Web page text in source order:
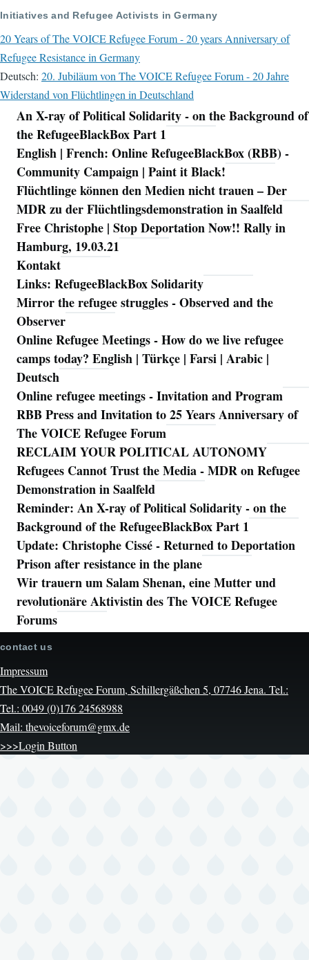
Initiatives and Refugee Activists in Germany
20 Years of The VOICE Refugee Forum - 20 years Anniversary of
Refugee Resistance in Germany
Deutsch: 20. Jubiläum von The VOICE Refugee Forum - 20 Jahre
Widerstand von Flüchtlingen in Deutschland
Navigation
An X-ray of Political Solidarity - on the Background of
the RefugeeBlackBox Part 1
English | French: Online RefugeeBlackBox (RBB) -
Community Campaign | Paint it Black!
Flüchtlinge können den Medien nicht trauen – Der
MDR zu der Flüchtlingsdemonstration in Saalfeld
Free Christophe | Stop Deportation Now!! Rally in
Hamburg, 19.03.21
Kontakt
Links: RefugeeBlackBox Solidarity
Mirror the refugee struggles - Observed and the
Observer
Online Refugee Meetings - How do we live refugee
camps today? English | Türkçe | Farsi | Arabic |
Deutsch
Online refugee meetings - Invitation and Program
RBB Press and Invitation to 25 Years Anniversary of
The VOICE Refugee Forum
RECLAIM YOUR POLITICAL AUTONOMY
Refugees Cannot Trust the Media - MDR on Refugee
Demonstration in Saalfeld
Reminder: An X-ray of Political Solidarity - on the
Background of the RefugeeBlackBox Part 1
Update: Christophe Cissé - Returned to Deportation
Prison after resistance in the plane
Wir trauern um Salam Shenan, eine Mutter und
revolutionäre Aktivistin des The VOICE Refugee
Forums
contact us
Impressum
The VOICE Refugee Forum, Schillergäßchen 5, 07746 Jena. Tel.:
Tel.: 0049 (0)176 24568988
Mail: thevoiceforum@gmx.de
>>>Login Button